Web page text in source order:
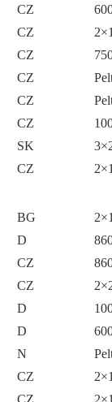
CZ
CZ
CZ
CZ
CZ
CZ
SK
CZ
BG
D
CZ
CZ
D
D
N
CZ